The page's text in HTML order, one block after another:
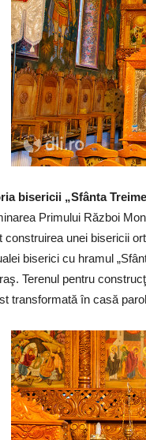
bisericii „Sfânta
Primului Război
construirea unei bisericii
biserici cu hramul
Terenul pentru
transformată în casă